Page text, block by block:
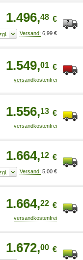
1.496,48 €
6,99 €
1.549,01 €
1.556,13 €
1.664,12 €
5,00 €
1.664,22 €
1.672,00 €